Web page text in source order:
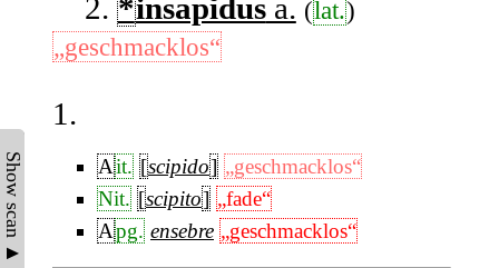
Show scan ▲
2. *insapĭdusa. (lat.)
„geschmacklos“
1.
Ait. [scipido] „geschmacklos“
Nit. [scipito] „fade“
Apg. ensebre „geschmacklos“